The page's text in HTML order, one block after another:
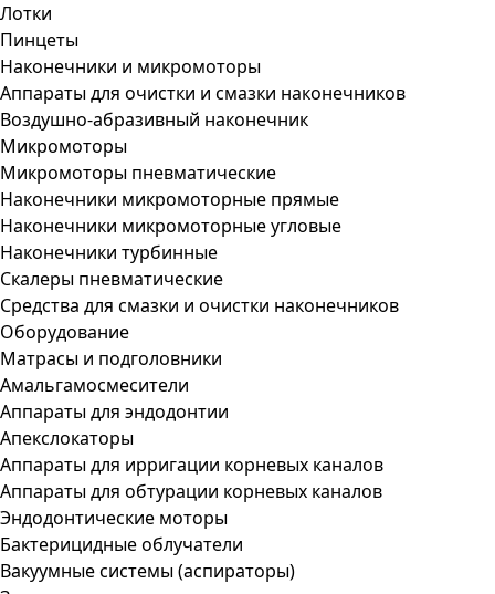
Лотки
Пинцеты
Наконечники и микромоторы
Аппараты для очистки и смазки наконечников
Воздушно-абразивный наконечник
Микромоторы
Микромоторы пневматические
Наконечники микромоторные прямые
Наконечники микромоторные угловые
Наконечники турбинные
Скалеры пневматические
Средства для смазки и очистки наконечников
Оборудование
Матрасы и подголовники
Амальгамосмесители
Аппараты для эндодонтии
Апекслокаторы
Аппараты для ирригации корневых каналов
Аппараты для обтурации корневых каналов
Эндодонтические моторы
Бактерицидные облучатели
Вакуумные системы (аспираторы)